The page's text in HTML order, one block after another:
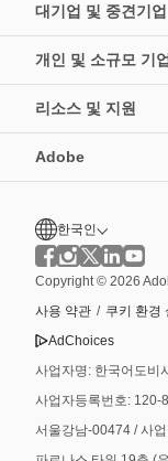
대기업 및 중견기업
개인 및 소규모 기업
리소스 및 지원
Adobe
한국인
Copyright © 2026
사용 약관 / 쿠키 환경
AdChoices
사업자명: 한국어도비
사업자등록번호: 120-
서울강남-00474 / 사